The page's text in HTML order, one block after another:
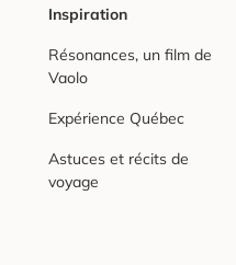
Inspiration
Résonances, un film de
Vaolo
Expérience Québec
Astuces et récits de
voyage